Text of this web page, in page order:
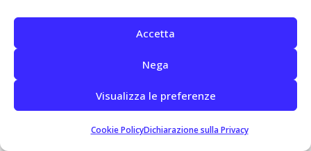
Accetta
Nega
Visualizza le preferenze
Cookie PolicyDichiarazione sulla Privacy
1967 Treviso